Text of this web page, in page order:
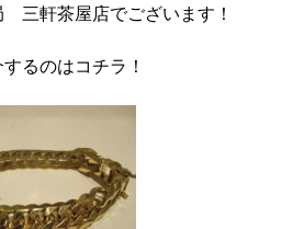
三軒茶屋店でございます！
るのはコチラ！